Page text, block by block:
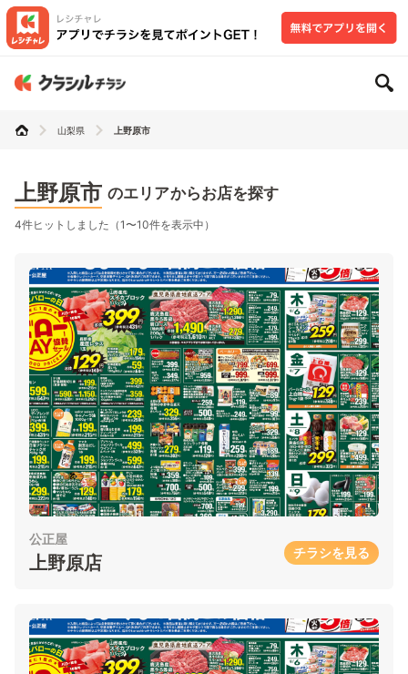
山梨県 上野原市
上野原市 のエリアからお店を探す
4件ヒットしました（1〜10件を表示中）
公正屋
上野原店 チラシを見る